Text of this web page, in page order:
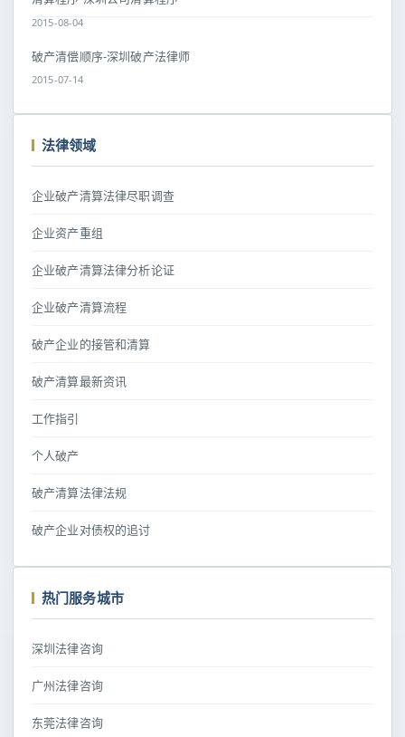
2015-08-04
破产清偿顺序-深圳破产法律师
2015-07-14
法律领域
企业破产清算法律尽职调查
企业资产重组
企业破产清算法律分析论证
企业破产清算流程
破产企业的接管和清算
破产清算最新资讯
工作指引
个人破产
破产清算法律法规
破产企业对债权的追讨
热门服务城市
深圳法律咨询
广州法律咨询
东莞法律咨询